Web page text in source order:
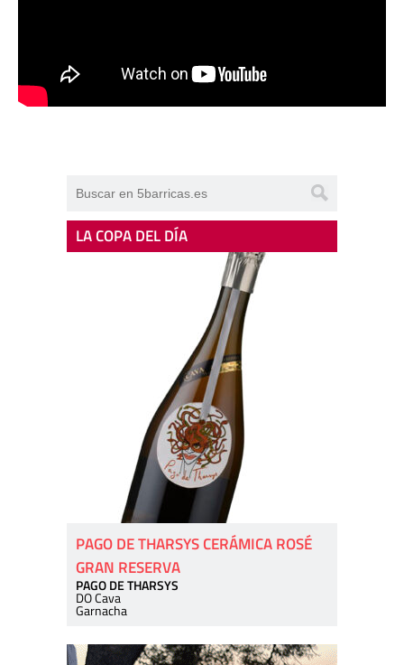
LA COPA DEL DÍA
PAGO DE THARSYS CERÁMICA ROSÉ
GRAN RESERVA
PAGO DE THARSYS
DO Cava
Garnacha